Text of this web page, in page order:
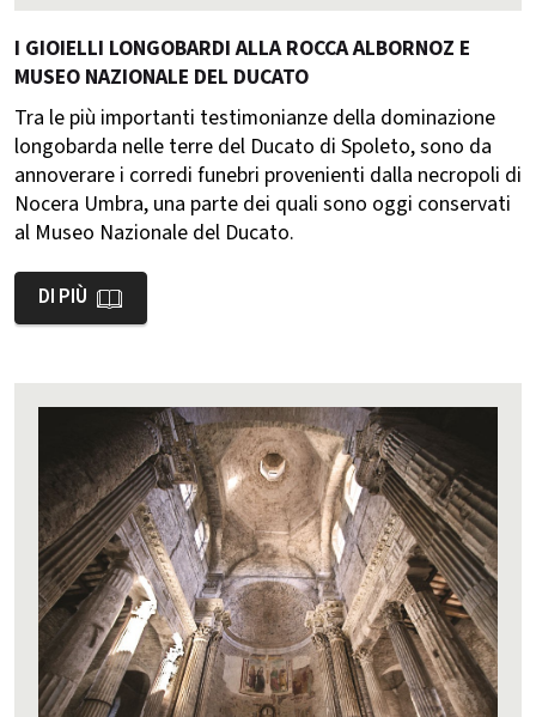
I GIOIELLI LONGOBARDI ALLA ROCCA ALBORNOZ E
MUSEO NAZIONALE DEL DUCATO
Tra le più importanti testimonianze della dominazione
longobarda nelle terre del Ducato di Spoleto, sono da
annoverare i corredi funebri provenienti dalla necropoli di
Nocera Umbra, una parte dei quali sono oggi conservati
al Museo Nazionale del Ducato.
DI PIÙ